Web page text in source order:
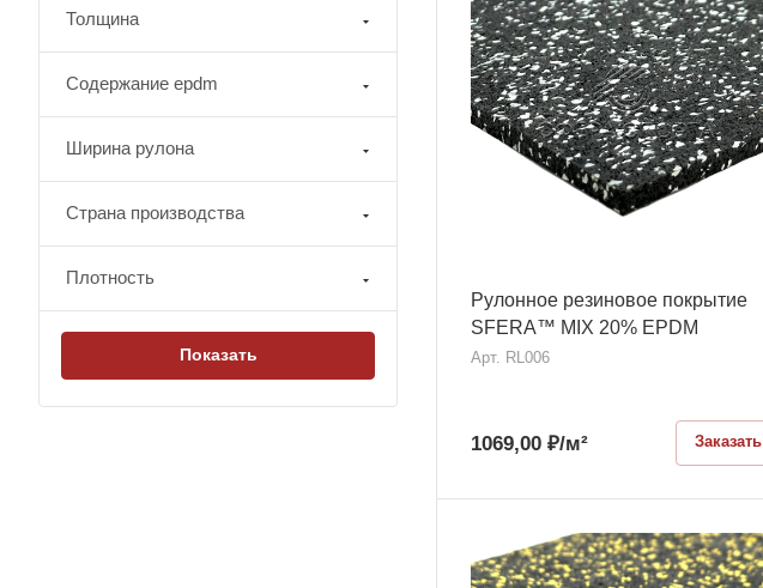
Рулонное резиновое покрытие
SFERA™ MIX 20% EPDM
Арт. RL006
1069,00 ₽/м² Заказать
Толщина
Содержание epdm
Ширина рулона
Страна производства
Плотность